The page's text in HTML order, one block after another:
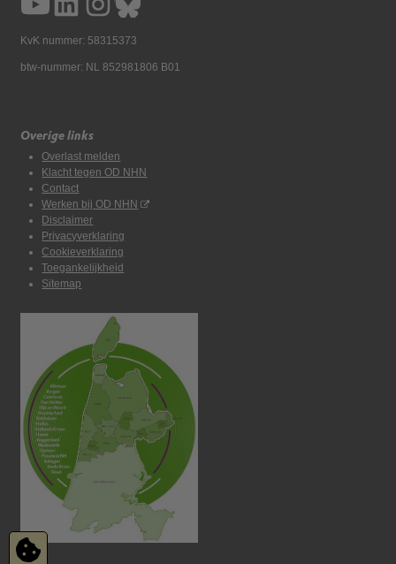
KvK nummer: 58315373
btw-nummer: NL 852981806 B01
Overige links
Overlast melden
Klacht tegen OD NHN
Contact
Werken bij OD NHN
Disclaimer
Privacyverklaring
Cookieverklaring
Toegankelijkheid
Sitemap